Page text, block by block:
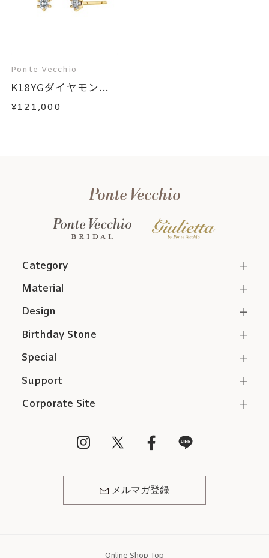
Ponte Vecchio
K18YGダイヤモン...
¥121,000
Category
Support
Corporate Site
メルマガ登録
Material
Design
Birthday Stone
Special
Online Shop Top